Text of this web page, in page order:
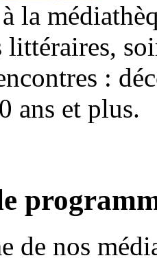
la
littéraires,
:
ans et plus.
de nos